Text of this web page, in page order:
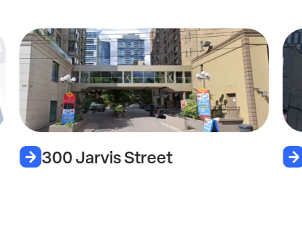
300 Jarvis Street